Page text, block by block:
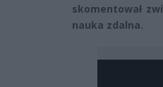
skomentował
nauka zdalna.